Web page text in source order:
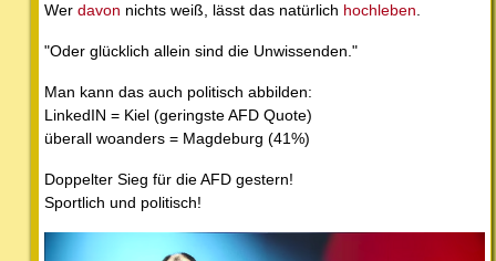
Wer davon nichts weiß, lässt das natürlich hochleben
"Oder glücklich allein sind die Unwissenden."
Man kann das auch politisch abbilden:
LinkedIN = Kiel (geringste AFD Quote)
überall woanders = Magdeburg (41%)
Doppelter Sieg für die AFD gestern!
Sportlich und politisch!